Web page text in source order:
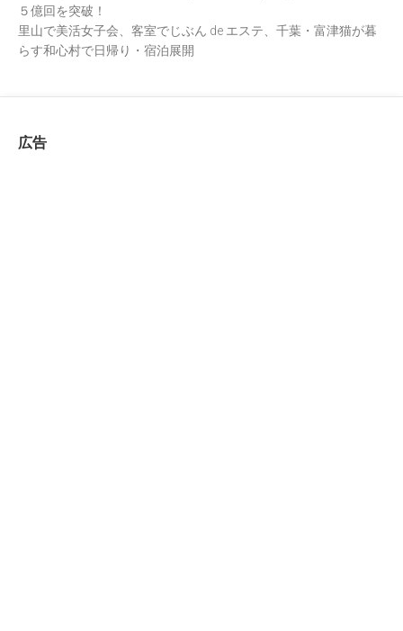
５億回を突破！
里山で美活女子会、客室でじぶん de エステ、千葉・富津猫が暮
らす和心村で日帰り・宿泊展開
広告